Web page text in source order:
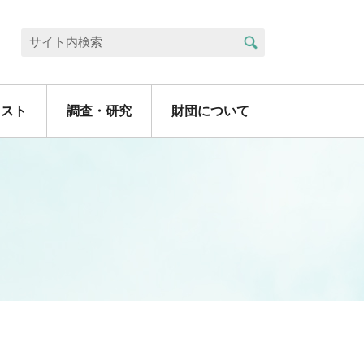
サイト内検索
ト 調査・研究 財団について